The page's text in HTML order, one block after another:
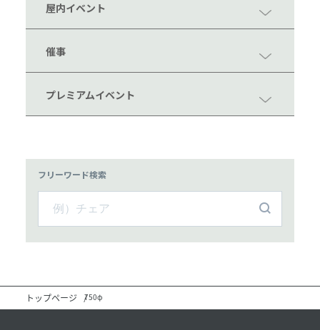
屋内イベント
催事
プレミアムイベント
フリーワード検索
トップページ 750φ